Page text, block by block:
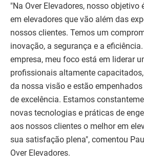
"Na Over Elevadores, nosso objetivo
em elevadores que vão além das
nossos clientes. Temos um
inovação, a segurança e a
empresa, meu foco está em liderar
profissionais altamente
da nossa visão e estão
de excelência. Estamos
novas tecnologias e práticas de
aos nossos clientes o melhor em
sua satisfação plena", comentou
Over Elevadores.